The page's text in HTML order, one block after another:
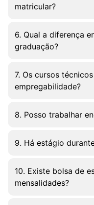
matricular?
6. Qual a diferença
graduação?
7. Os cursos
empregabilidade?
8. Posso trabalhar
9. Há estágio
10. Existe bolsa de
mensalidades?